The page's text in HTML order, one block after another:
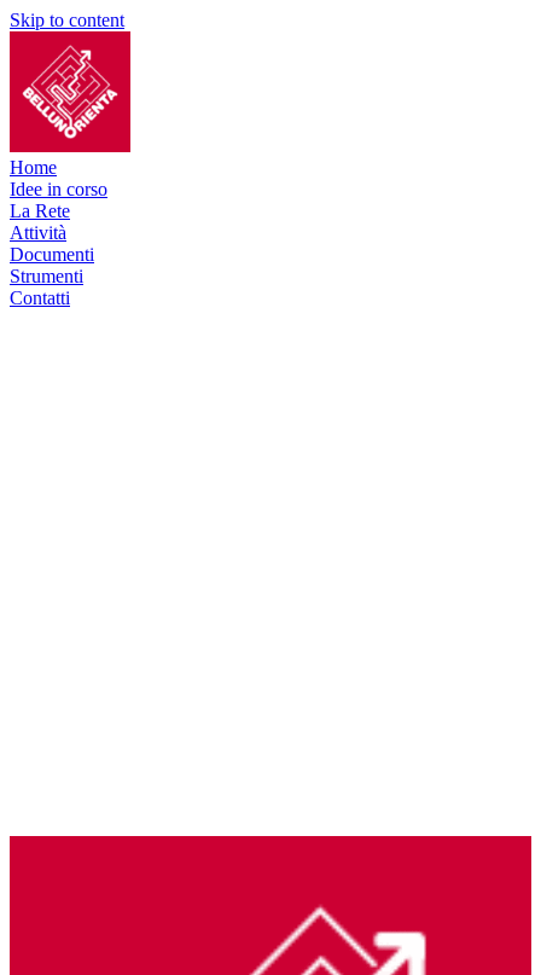
Skip to content
Home
Idee in corso
La Rete
Attività
Documenti
Strumenti
Contatti